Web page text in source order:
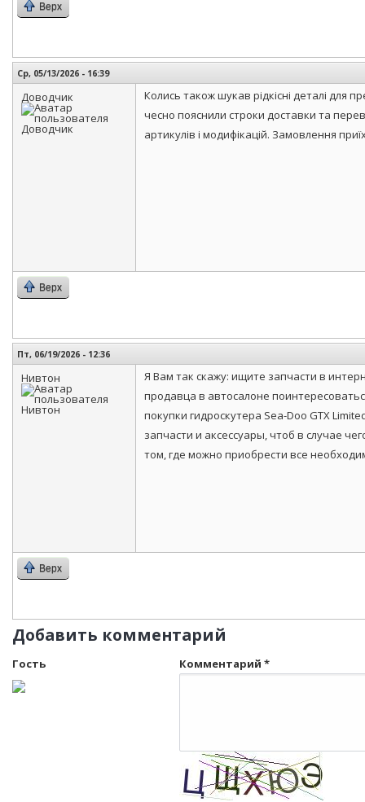
Верх
Ср, 05/13/2026 - 16:39
Доводчик
Колись також шукав рідкісні деталі для
чесно пояснили строки доставки та
артикулів і модифікацій. Замовлення
Верх
Пт, 06/19/2026 - 12:36
Нивтон
Я Вам так скажу: ищите запчасти в
продавца в автосалоне
покупки гидроскутера Sea-Doo GTX
запчасти и аксессуары, чтоб в случае
том, где можно приобрести все
Верх
Добавить комментарий
Гость Комментарий *